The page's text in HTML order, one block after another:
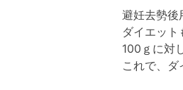
避妊去勢後
ダイエット
100ｇに対
これで、ダ